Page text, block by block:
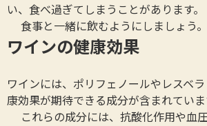
い、食べ過ぎてしまうことがあります。
食事と一緒に飲むようにしましょう。
ワインの健康効果
ワインには、ポリフェノールやレスベ
康効果が期待できる成分が含まれていま
これらの成分には、抗酸化作用や血